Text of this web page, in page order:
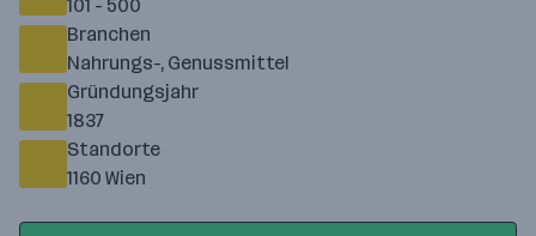
101 - 500
Branchen
Nahrungs-, Genussmittel
Gründungsjahr
1837
Standorte
1160 Wien